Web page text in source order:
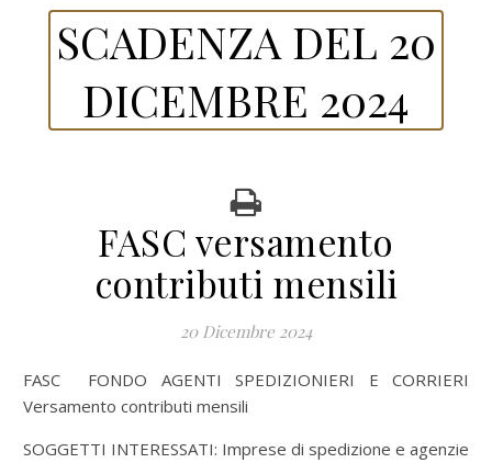
SCADENZA DEL 20
DICEMBRE 2024
FASC versamento
contributi mensili
20 Dicembre 2024
FASC FONDO AGENTI SPEDIZIONIERI E CORRIERI
Versamento contributi mensili
SOGGETTI INTERESSATI: Imprese di spedizione e agenzie